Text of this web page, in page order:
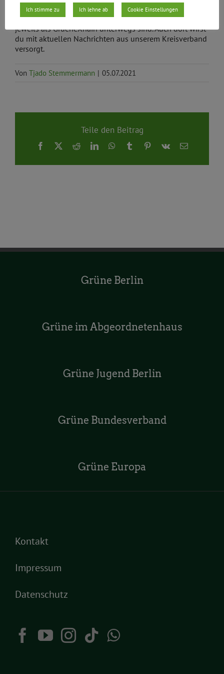
xhain.de/termin
. Möglicherweise hast du uns auch
bereits aufTwitteroderInstagramgefunden, wo wir
jeweils als GrueneXhain unterwegs sind. Auch dort wirst
du mit aktuellen Nachrichten aus unserem Kreisverband
versorgt.
Von Tjado Stemmermann | 05.07.2021
Teile den Beitrag
Facebook
X RedditLinkedInWhatsApp
TumblrPinterest
Vk
E-
Grüne Berlin
Grüne im Abgeordnetenhaus
Grüne Jugend Berlin
Grüne Bundesverband
Grüne Europa
Kontakt
Impressum
Datenschutz
Ich stimme zu Ich lehne ab Cookie Einstellungen